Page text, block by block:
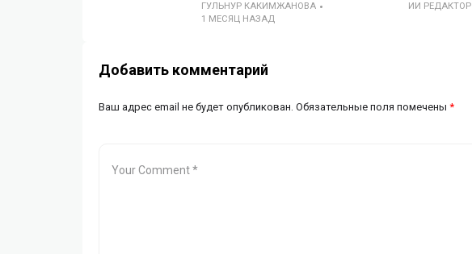
ГУЛЬНУР КАКИМЖАНОВА
1 МЕСЯЦ НАЗАД
ИИ РЕДАКТОР
Добавить комментарий
Ваш адрес email не будет опубликован. Обязательные поля помечены *